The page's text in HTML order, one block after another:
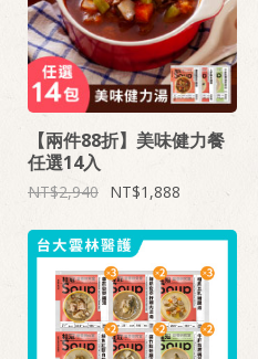
【兩件88折】美味健力餐
任選14入
2,940 1,888